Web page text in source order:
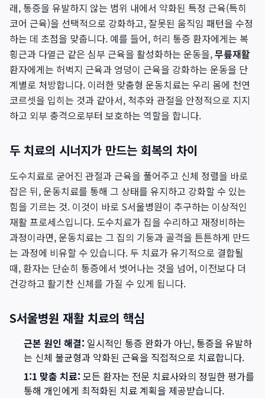
래, 통증을 유발하지 않는 범위 내에서 약화된 특정 근육(특히
코어 근육)을 선택적으로 강화하고, 잘못된 움직임 패턴을 수정
하는 데 초점을 맞춥니다. 예를 들어, 허리 통증 환자에게는 복
횡근과 다열근 같은 심부 근육을 활성화하는 운동을,무릎재활
환자에게는 허벅지 근육과 엉덩이 근육을 강화하는 운동을 단
계별로 처방합니다. 이러한 맞춤형 운동치료는 우리 몸에 천연
코르셋을 입히는 것과 같아서, 척추와 관절을 안정적으로 지지
하고 외부 충격으로부터 보호하는 역할을 합니다.
두 치료의 시너지가 만드는 회복의 차이
도수치료로 굳어진 관절과 근육을 풀어주고 신체 정렬을 바로
잡은 뒤, 운동치료를 통해 그 상태를 유지하고 강화할 수 있는
힘을 기르는 것. 이것이 바로 S서울병원이 추구하는 이상적인
재활 프로세스입니다. 도수치료가 집을 수리하고 재정비하는
과정이라면, 운동치료는 그 집의 기둥과 골격을 튼튼하게 만드
는 과정에 비유할 수 있습니다. 두 치료가 유기적으로 결합될
때, 환자는 단순히 통증에서 벗어나는 것을 넘어, 이전보다 더
건강하고 활기찬 신체를 가질 수 있게 됩니다.
S서울병원 재활 치료의 핵심
근본 원인 해결: 일시적인 통증 완화가 아닌, 통증을 유발하
는 신체 불균형과 약화된 근육을 직접적으로 치료합니다.
1:1 맞춤 치료: 모든 환자는 전문 치료사와의 정밀한 평가를
통해 개인에게 최적화된 치료 계획을 제공받습니다.